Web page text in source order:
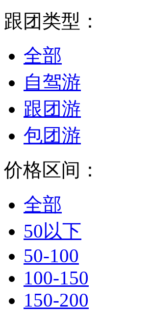
跟团类型：
全部
自驾游
跟团游
包团游
价格区间：
全部
50以下
50-100
100-150
150-200